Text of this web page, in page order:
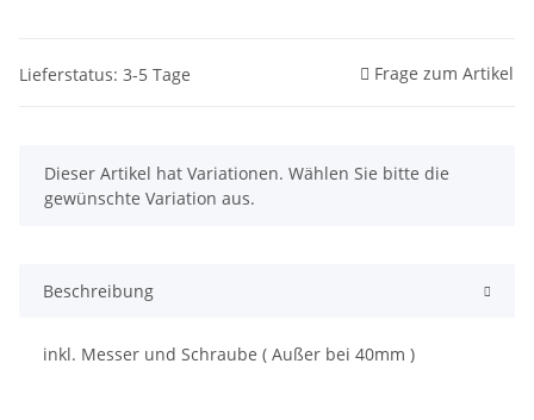
Lieferstatus: 3-5 Tage Frage zum Artikel
x
Dieser Artikel hat Variationen. Wählen Sie bitte die
gewünschte Variation aus.
Beschreibung
inkl. Messer und Schraube ( Außer bei 40mm )